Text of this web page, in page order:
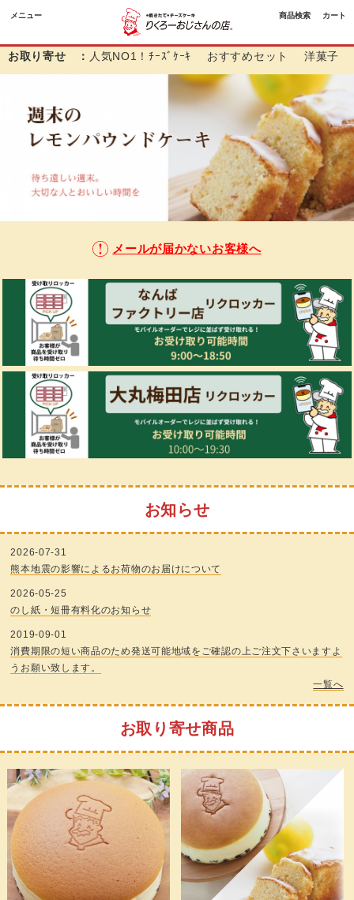
メニュー 商品検索 カート
お取り寄せ ： 人気NO1！ﾁｰｽﾞｹｰｷ おすすめセット 洋菓子
メールが届かないお客様へ
お知らせ
2026-07-31
熊本地震の影響によるお荷物のお届けについて
2026-05-25
のし紙・短冊有料化のお知らせ
2019-09-01
消費期限の短い商品のため発送可能地域をご確認の上ご注文下さいますよ
うお願い致します。
一覧へ
お取り寄せ商品